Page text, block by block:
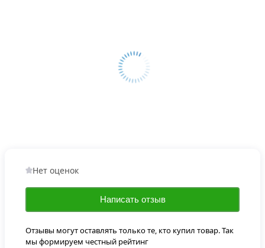
Нет оценок
Написать отзыв
Отзывы могут оставлять только те, кто купил товар. Так
мы формируем честный рейтинг